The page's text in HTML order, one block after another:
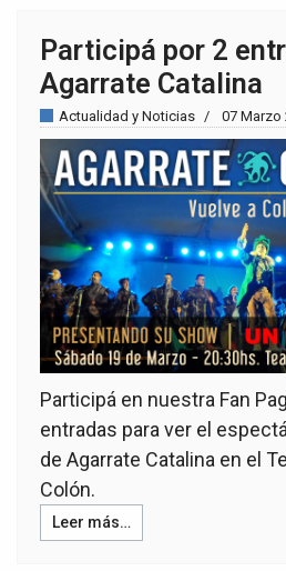
Participá por 2
Agarrate Catalina
Actualidad y Noticias 07 Marzo
Participá en nuestra Fan
entradas para ver el
de Agarrate Catalina en el
Colón.
Leer más…